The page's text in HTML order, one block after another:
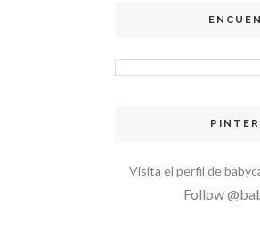
Visita el perfil de
Follow